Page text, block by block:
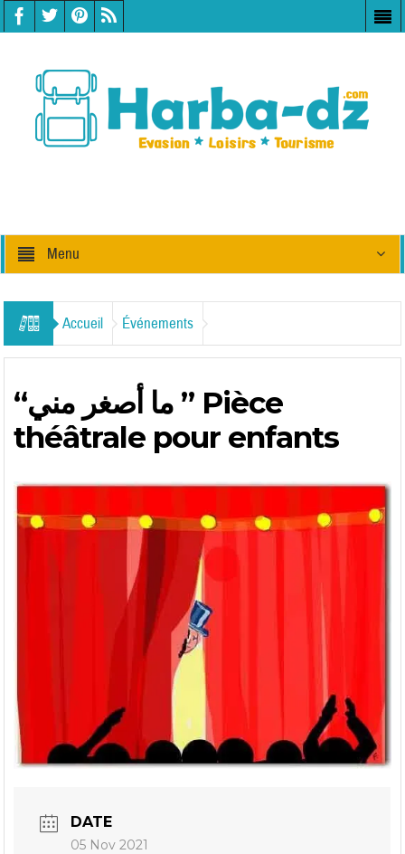
Menu
Accueil Événements
“ما أصغر مني ” Pièce
théâtrale pour enfants
DATE
05 Nov 2021